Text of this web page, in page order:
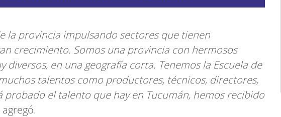
la provincia impulsando sectores que tienen
crecimiento. Somos una provincia con hermosos
diversos, en una geografía corta. Tenemos la Escuela de
talentos como productores, técnicos, directores,
probado el talento que hay en Tucumán, hemos recibido
agregó.